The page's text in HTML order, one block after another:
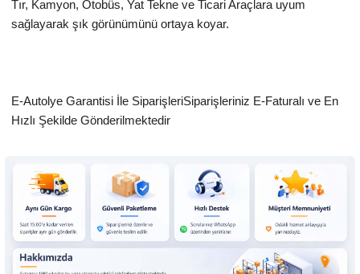
Tır, Kamyon, Otobüs, Yat Tekne ve Ticari Araçlara uyum
sağlayarak şık görünümünü ortaya koyar.
E-Autolye Garantisi İle SiparişleriSiparişleriniz E-Faturalı ve En
Hızlı Şekilde Gönderilmektedir